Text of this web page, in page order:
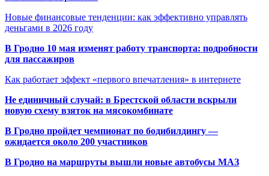
Новые финансовые тенденции: как эффективно управлять
деньгами в 2026 году
В Гродно 10 мая изменят работу транспорта: подробности
для пассажиров
Как работает эффект «первого впечатления» в интернете
Не единичный случай: в Брестской области вскрыли
новую схему взяток на мясокомбинате
В Гродно пройдет чемпионат по бодибилдингу —
ожидается около 200 участников
В Гродно на маршруты вышли новые автобусы МАЗ